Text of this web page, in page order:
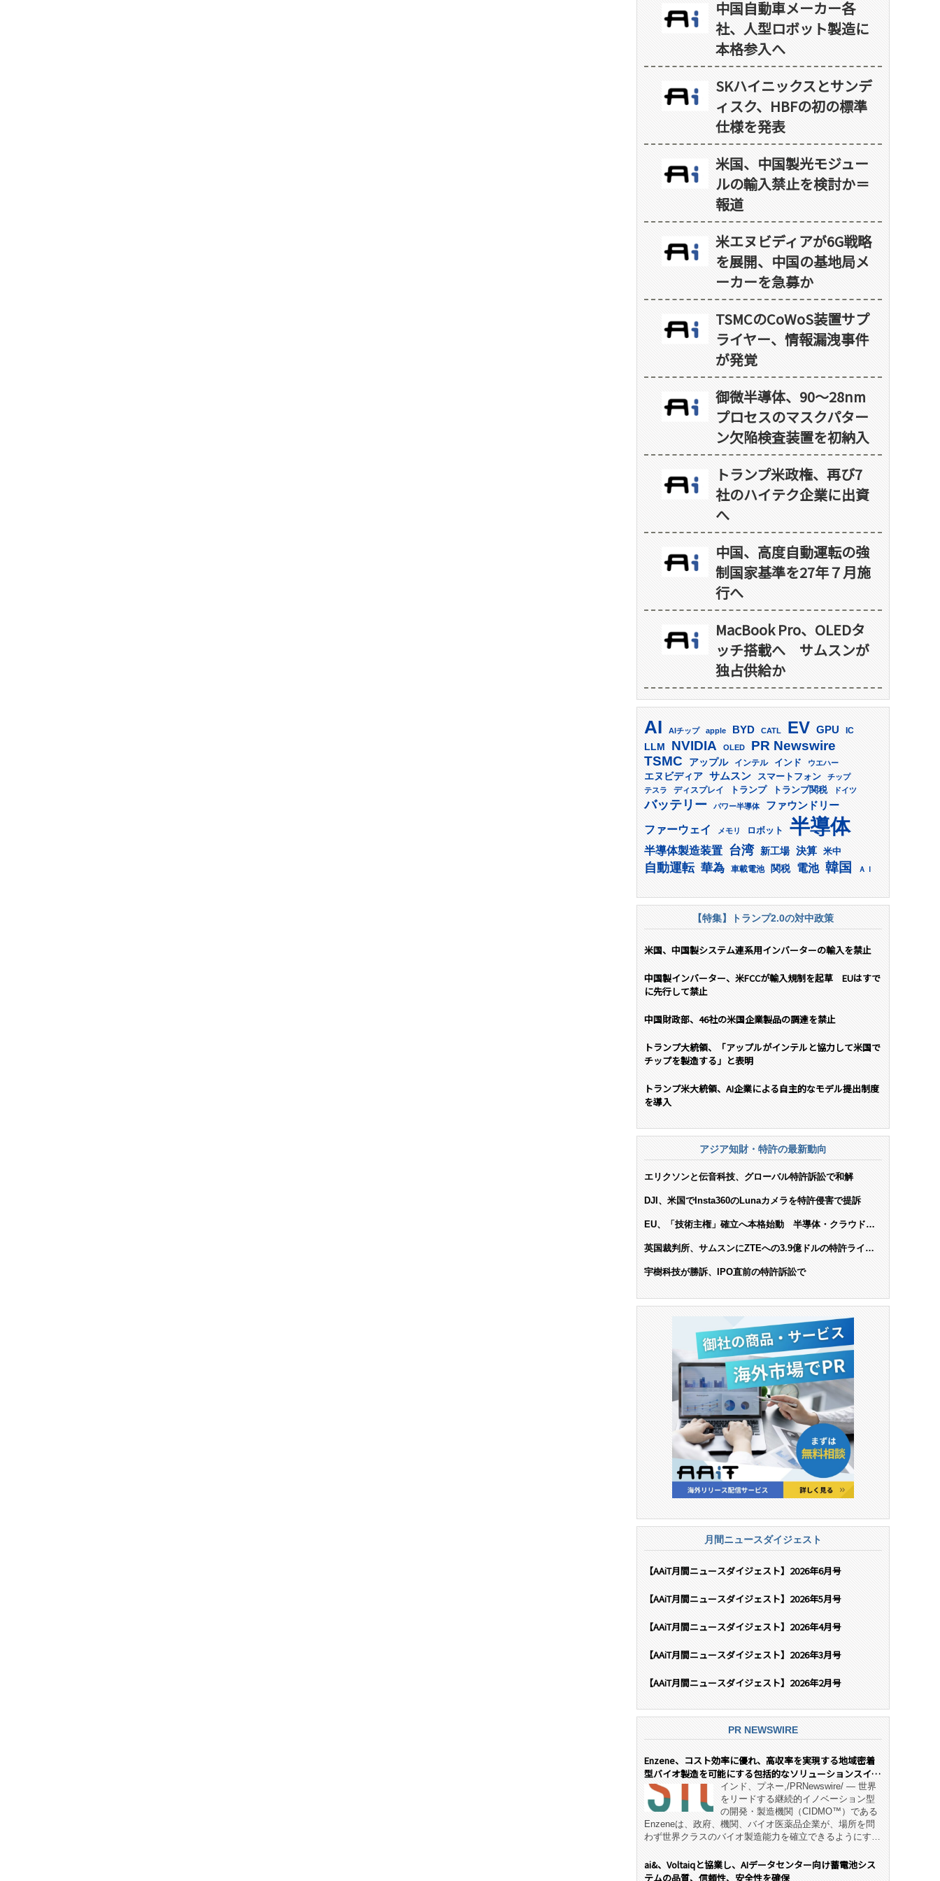
中国自動車メーカー各
社、人型ロボット製造に
本格参入へ
SKハイニックスとサンデ
ィスク、HBFの初の標準
仕様を発表
米国、中国製光モジュー
ルの輸入禁止を検討か＝
報道
米エヌビディアが6G戦略
を展開、中国の基地局メ
ーカーを急募か
TSMCのCoWoS装置サプ
ライヤー、情報漏洩事件
が発覚
御微半導体、90～28nm
プロセスのマスクパター
ン欠陥検査装置を初納入
トランプ米政権、再び7
社のハイテク企業に出資
へ
中国、高度自動運転の強
制国家基準を27年７月施
行へ
MacBook Pro、OLEDタ
ッチ搭載へ サムスンが
独占供給か
AI AIチップ apple BYD CATL EV GPU IC
LLM NVIDIA OLED PR Newswire
TSMC アップル インテル インド ウエハー
エヌビディア サムスン スマートフォン
チップ
テスラ
ディスプレイ トランプ トランプ関税 ドイツ
バッテリー パワー半導体 ファウンドリー
ファーウェイ メモリ ロボット 半導体
半導体製造装置 台湾 新工場 決算 米中
自動運転 華為 車載電池 関税 電池 韓国 ＡＩ
【特集】トランプ2.0の対中政策
米国、中国製システム連系用インバーターの輸入を禁止
中国製インバーター、米FCCが輸入規制を起草 EUはすで
に先行して禁止
中国財政部、46社の米国企業製品の調達を禁止
トランプ大統領、「アップルがインテルと協力して米国で
チップを製造する」と表明
トランプ米大統領、AI企業による自主的なモデル提出制度
を導入
アジア知財・特許の最新動向
エリクソンと伝音科技、グローバル特許訴訟で和解
DJI、米国でInsta360のLunaカメラを特許侵害で提訴
EU、「技術主権」確立へ本格始動 半導体・クラウド・
英国裁判所、サムスンにZTEへの3.9億ドルの特許ライセ
宇樹科技が勝訴、IPO直前の特許訴訟で
月間ニュースダイジェスト
【AAiT月間ニュースダイジェスト】2026年6月号
【AAiT月間ニュースダイジェスト】2026年5月号
【AAiT月間ニュースダイジェスト】2026年4月号
【AAiT月間ニュースダイジェスト】2026年3月号
【AAiT月間ニュースダイジェスト】2026年2月号
PR NEWSWIRE
Enzene、コスト効率に優れ、高収率を実現する地域密着
型バイオ製造を可能にする包括的なソリューションスイー
ト「NeX™」 をリリースインド、プネー,/PRNewswire/ — 世界
をリードする継続的イノベーション型
の開発・製造機関（CIDMO™）である
Enzeneは、政府、機関、バイオ医薬品企業が、場所を問
わず世界クラスのバイオ製造能力を確立できるようにす
デル「NeX™」の立ち上げを発表しました。 同社の実績
あるEnzeneX® fully‑connected continuous
ai&、Voltaiqと協業し、AIデータセンター向け蓄電池シス
テムの品質、信頼性、安全性を確保